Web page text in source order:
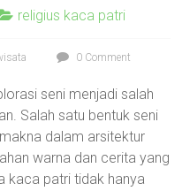
religius kaca patri
0 Comment
seni menjadi salah
Salah satu bentuk seni
dalam arsitektur
warna dan cerita yang
kaca patri tidak hanya